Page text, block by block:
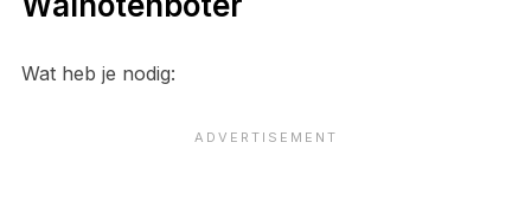
Wat heb je nodig: